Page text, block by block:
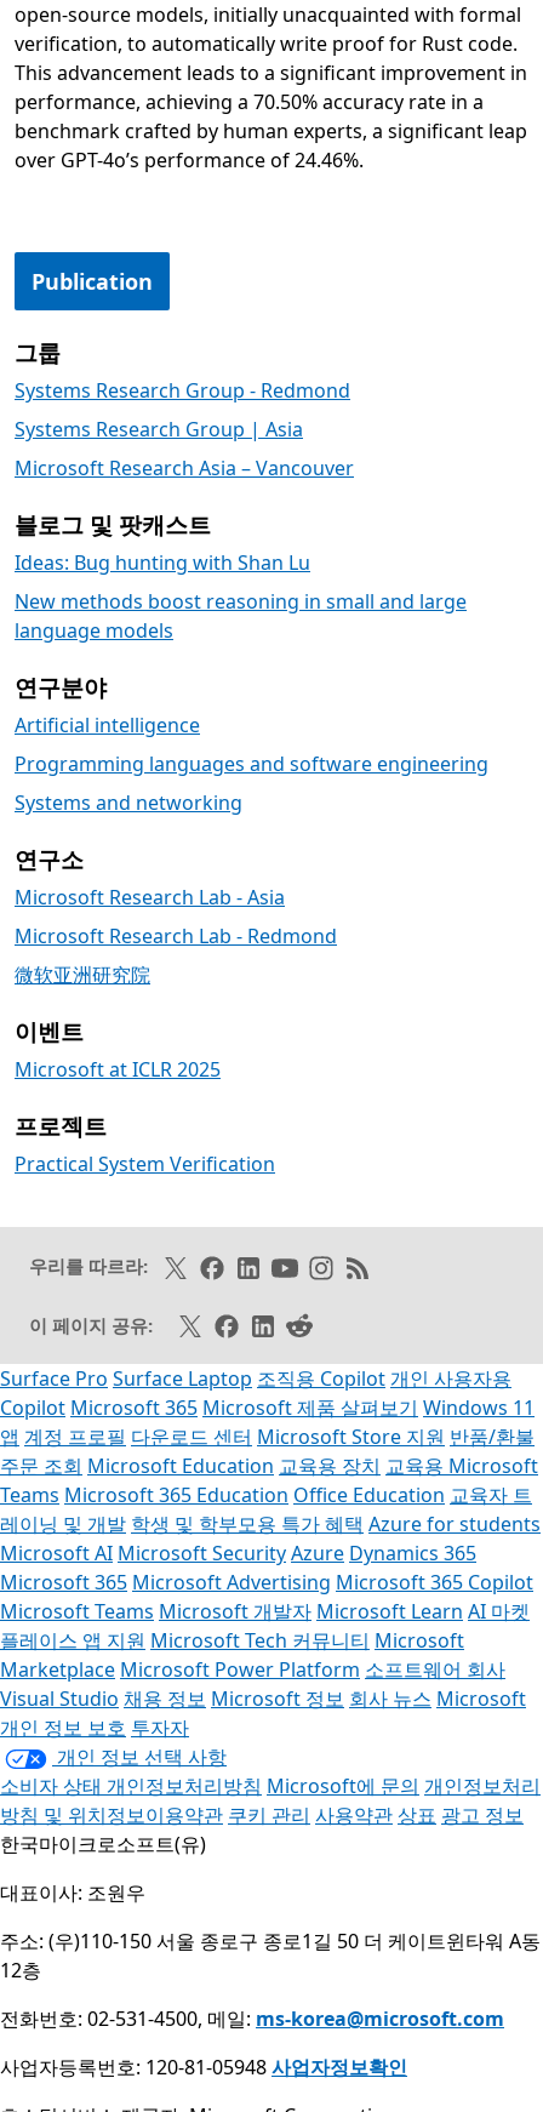
open-source models, initially unacquainted with formal
verification, to automatically write proof for Rust code.
This advancement leads to a significant improvement in
performance, achieving a 70.50% accuracy rate in a
benchmark crafted by human experts, a significant leap
over GPT-4o’s performance of 24.46%.
Publication
그룹
Systems Research Group - Redmond
Systems Research Group | Asia
Microsoft Research Asia – Vancouver
블로그 및 팟캐스트
Ideas: Bug hunting with Shan Lu
New methods boost reasoning in small and large
language models
연구분야
Artificial intelligence
Programming languages and software engineering
Systems and networking
연구소
Microsoft Research Lab - Asia
Microsoft Research Lab - Redmond
微软亚洲研究院
이벤트
Microsoft at ICLR 2025
프로젝트
Practical System Verification
우리를 따르라: X에서 팔로우하기
Facebook에서 좋아요 누르기
링크드인 팔로오
Youtube에서 구독하기
인스타그램 팔로우
RSS 피드 구독
이 페이지 공유: X에서 공유
페이스북 공유
링크드인 공유
카카오스토리 공유
Surface Pro Surface Laptop 조직용 Copilot개인 사용자용
Copilot Microsoft 365 Microsoft 제품 살펴보기 Windows 11
앱 계정 프로필 다운로드 센터 Microsoft Store 지원 반품/환불
주문 조회 Microsoft Education 교육용 장치 교육용 Microsoft
Teams Microsoft 365 Education Office Education 교육자 트
레이닝 및 개발 학생 및 학부모용 특가 혜택 Azure for students
Microsoft AI Microsoft SecurityAzure Dynamics 365
Microsoft 365 Microsoft Advertising Microsoft 365 Copilot
Microsoft Teams Microsoft 개발자 Microsoft Learn AI 마켓
플레이스 앱 지원 Microsoft Tech 커뮤니티 Microsoft
Marketplace Microsoft Power Platform 소프트웨어 회사
Visual Studio 채용 정보 Microsoft 정보 회사 뉴스 Microsoft
개인 정보 보호 투자자
개인 정보 선택 사항
소비자 상태 개인정보처리방침 Microsoft에 문의 개인정보처리
방침 및 위치정보이용약관 쿠키 관리 사용약관상표 광고 정보
한국마이크로소프트(유)
대표이사: 조원우
주소: (우)110-150 서울 종로구 종로1길 50 더 케이트윈타워 A동
12층
전화번호: 02-531-4500, 메일: ms-korea@microsoft.com
사업자등록번호: 120-81-05948사업자정보확인